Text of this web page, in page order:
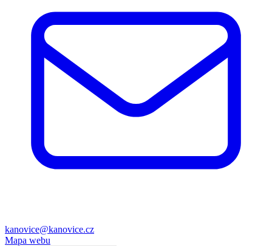
kanovice@kanovice.cz
Mapa webu